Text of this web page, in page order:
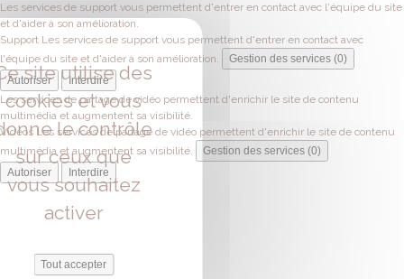
Les services de support vous permettent d'entrer en contact avec l'équipe du site
et d'aider à son amélioration.
Support Les services de support vous permettent d'entrer en contact avec
l'équipe du site et d'aider à son amélioration.
Gestion des services (0)
Autoriser
Interdire
Les services de partage de vidéo permettent d'enrichir le site de contenu
multimédia et augmentent sa visibilité.
Vidéos Les services de partage de vidéo permettent d'enrichir le site de contenu
multimédia et augmentent sa visibilité.
Gestion des services (0)
Autoriser
Interdire
site utilise des
cookies et vous
le contrôle
sur ceux que
vous souhaitez
activer
Tout accepter